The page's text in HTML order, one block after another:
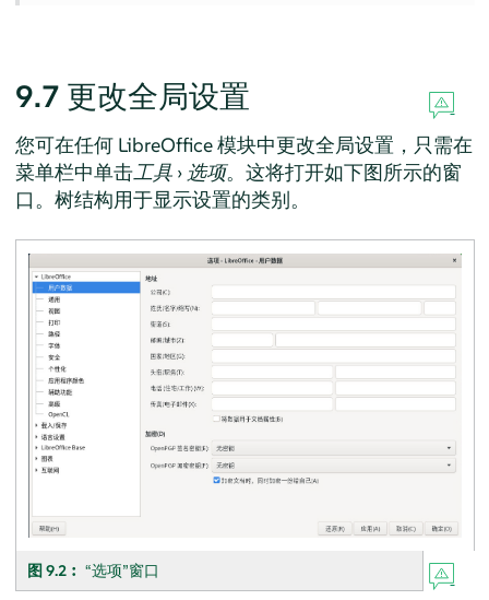
9.7 更改全局设置
您可在任何 LibreOffice 模块中更改全局设置，只需在
菜单栏中单击工具› 选项。这将打开如下图所示的窗
口。树结构用于显示设置的类别。
图 9.2︰ “选项”窗口